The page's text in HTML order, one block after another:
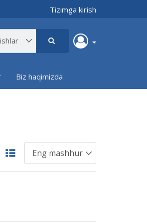
Tizimga kirish
Biz haqimizda